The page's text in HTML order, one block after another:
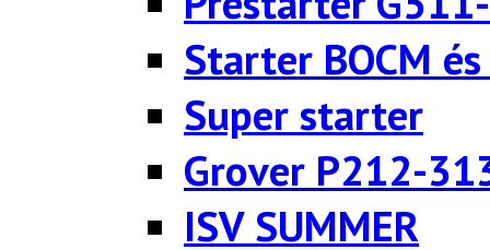
Starter BOCM
Super starter
Grover P212-
ISV SUMMER